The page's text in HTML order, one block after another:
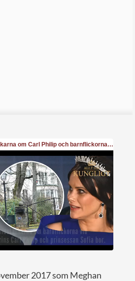
2017 som Meghan